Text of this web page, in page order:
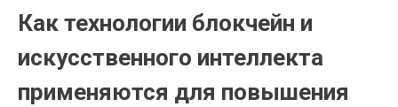
Как технологии блокчейн и
искусственного интеллекта
применяются для повышения